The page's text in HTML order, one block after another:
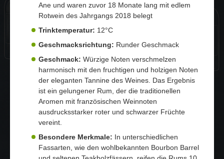
Ane und waren zuvor 18 Monate lang mit edlem
Rotwein des Jahrgangs 2018 belegt
Trinktemperatur: 12°C
Geschmacksrichtung: Runder Geschmack
Geschmack: Würzige Noten verschmelzen
harmonisch mit den fruchtigen und holzigen Noten
der eleganten Tannine des Weines. Das Ergebnis
ist ein gelungener Rum, der die traditionellen
Aromen mit französischen Weinnoten
ausdrucksstarker roter und schwarzer Früchte
vereint.
Besondere Merkmale: In unterschiedlichen
Fassarten, wie den wohlbekannten Bourbon Barrel